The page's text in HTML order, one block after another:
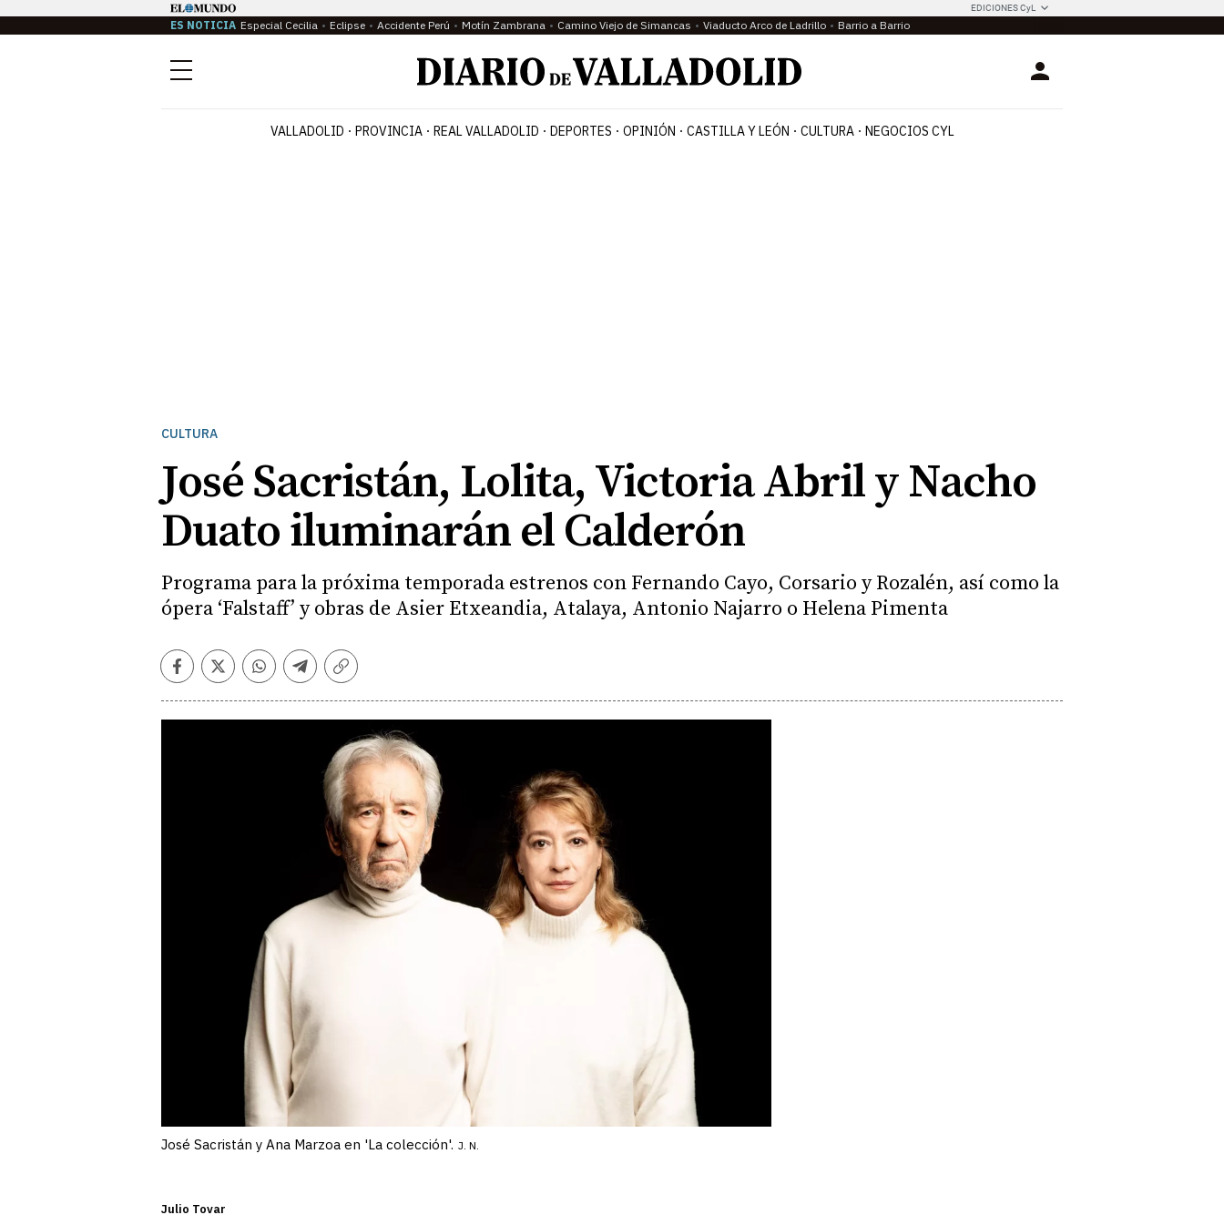
EDICIONES CyL
ES NOTICIA Especial Cecilia Eclipse Accidente Perú Motín Zambrana Camino Viejo de Simancas Viaducto Arco de Ladrillo Barrio a Barrio
Menú Login
VALLADOLID PROVINCIA REAL VALLADOLID DEPORTES OPINIÓN CASTILLA Y LEÓN CULTURA NEGOCIOS CYL
CULTURA
José Sacristán, Lolita, Victoria Abril y Nacho
Duato iluminarán el Calderón
Programa para la próxima temporada estrenos con Fernando Cayo, Corsario y Rozalén, así como la
ópera ‘Falstaff’ y obras de Asier Etxeandia, Atalaya, Antonio Najarro o Helena Pimenta
Facebook
TwitterWhatsapp
Telegram
Copiar
José Sacristán y Ana Marzoa en 'La colección'. J. N.
Julio Tovar